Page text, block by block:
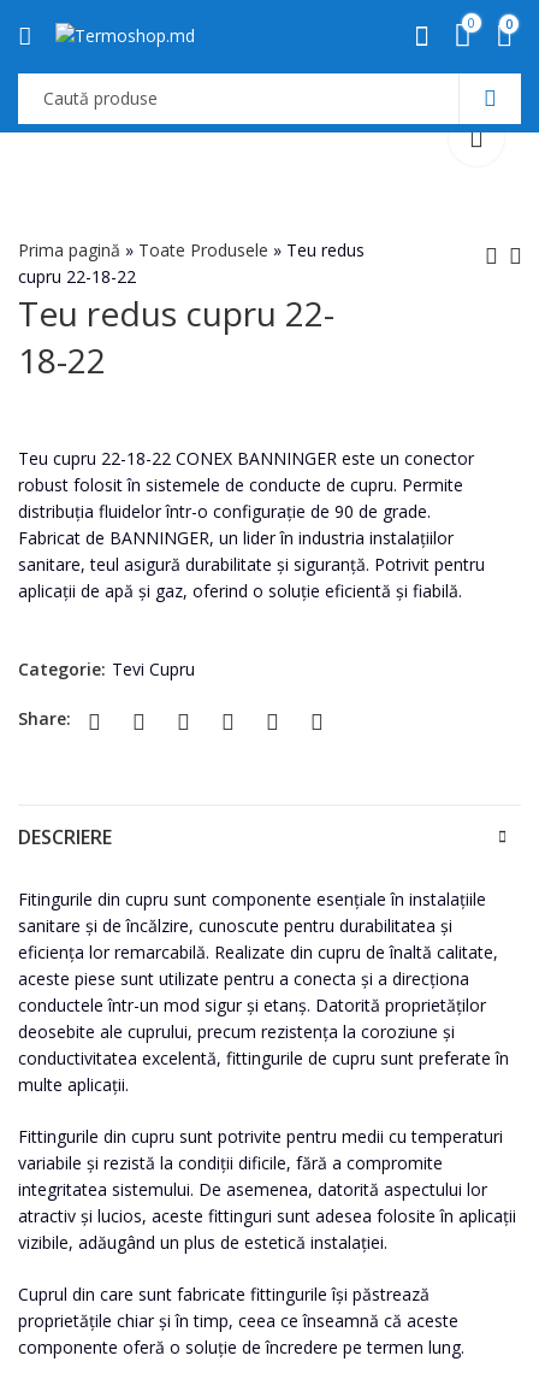
0 0
Prima pagină » Toate Produsele » Teu redus
cupru 22-18-22
Teu redus cupru 22-
18-22
Teu cupru 22-18-22 CONEX BANNINGER este un conector
robust folosit în sistemele de conducte de cupru. Permite
distribuția fluidelor într-o configurație de 90 de grade.
Fabricat de BANNINGER, un lider în industria instalațiilor
sanitare, teul asigură durabilitate și siguranță. Potrivit pentru
aplicații de apă și gaz, oferind o soluție eficientă și fiabilă.
Categorie: Tevi Cupru
Share:
DESCRIERE
Fitingurile din cupru sunt componente esențiale în instalațiile
sanitare și de încălzire, cunoscute pentru durabilitatea și
eficiența lor remarcabilă. Realizate din cupru de înaltă calitate,
aceste piese sunt utilizate pentru a conecta și a direcționa
conductele într-un mod sigur și etanș. Datorită proprietăților
deosebite ale cuprului, precum rezistența la coroziune și
conductivitatea excelentă, fittingurile de cupru sunt preferate în
multe aplicații.
Fittingurile din cupru sunt potrivite pentru medii cu temperaturi
variabile și rezistă la condiții dificile, fără a compromite
integritatea sistemului. De asemenea, datorită aspectului lor
atractiv și lucios, aceste fittinguri sunt adesea folosite în aplicații
vizibile, adăugând un plus de estetică instalației.
Cuprul din care sunt fabricate fittingurile își păstrează
proprietățile chiar și în timp, ceea ce înseamnă că aceste
componente oferă o soluție de încredere pe termen lung.